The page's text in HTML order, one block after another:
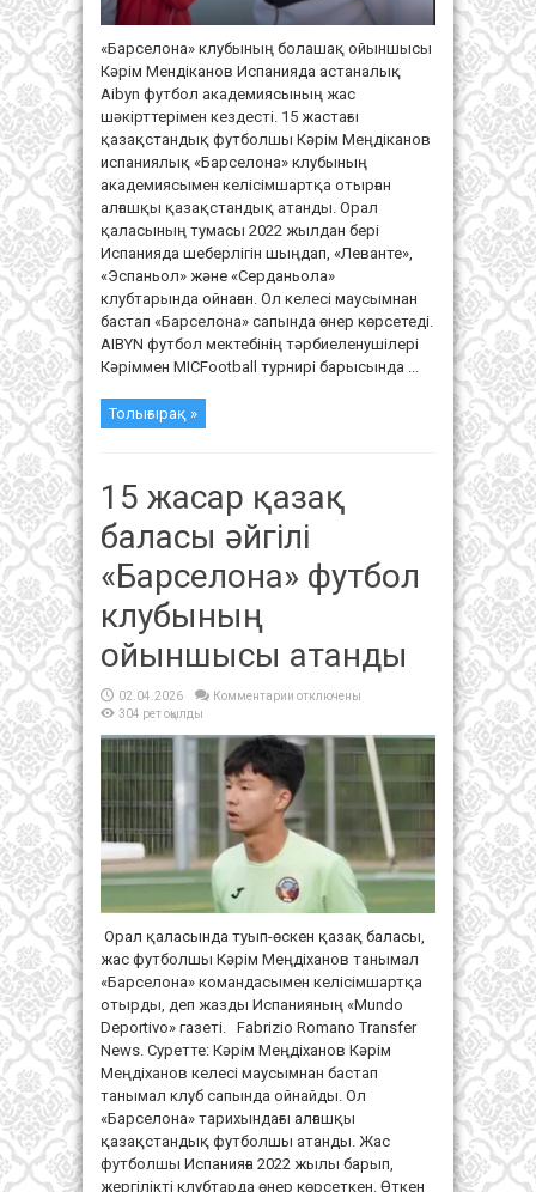
«Барселона» клубының болашақ ойыншысы
Кәрім Мендіканов Испанияда астаналық
Aibyn футбол академиясының жас
шәкірттерімен кездесті. 15 жастағы
қазақстандық футболшы Кәрім Меңдіканов
испаниялық «Барселона» клубының
академиясымен келісімшартқа отырған
алғашқы қазақстандық атанды. Орал
қаласының тумасы 2022 жылдан бері
Испанияда шеберлігін шыңдап, «Леванте»,
«Эспаньол» және «Серданьола»
клубтарында ойнаған. Ол келесі маусымнан
бастап «Барселона» сапында өнер көрсетеді.
AIBYN футбол мектебінің тәрбиеленушілері
Кәріммен MICFootball турнирі барысында ...
Толығырақ »
15 жасар қазақ
баласы әйгілі
«Барселона» футбол
клубының
ойыншысы атанды
02.04.2026 Комментарии к
жасар
қазақ
баласы
әйгілі
«Барселона»
футбол
клубының
ойыншысы
атанды
отключены
304 рет оқылды
Орал қаласында туып-өскен қазақ баласы,
жас футболшы Кәрім Меңдіханов танымал
«Барселона» командасымен келісімшартқа
отырды, деп жазды Испанияның «Mundo
Deportivo» газеті. Fabrizio Romano Transfer
News. Суретте: Кәрім Меңдіханов Кәрім
Меңдіханов келесі маусымнан бастап
танымал клуб сапында ойнайды. Ол
«Барселона» тарихындағы алғашқы
қазақстандық футболшы атанды. Жас
футболшы Испанияға 2022 жылы барып,
жергілікті клубтарда өнер көрсеткен. Өткен